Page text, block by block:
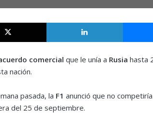
X LinkedIn
comercial que le unía a Rusia hasta
nación.
pasada, la F1 anunció que no
del 25 de septiembre.